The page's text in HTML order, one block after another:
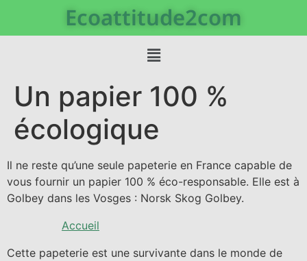
Ecoattitude2com
Un papier 100 %
écologique
Il ne reste qu’une seule papeterie en France capable de
vous fournir un papier 100 % éco-responsable. Elle est à
Golbey dans les Vosges : Norsk Skog Golbey.
Accueil
Cette papeterie est une survivante dans le monde de